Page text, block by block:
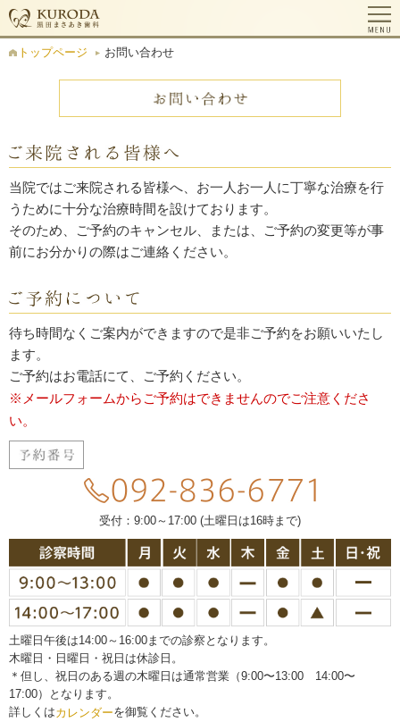
トップページ お問い合わせ
当院ではご来院される皆様へ、お一人お一人に丁寧な治療を行
うために十分な治療時間を設けております。
そのため、ご予約のキャンセル、または、ご予約の変更等が事
前にお分かりの際はご連絡ください。
待ち時間なくご案内ができますので是非ご予約をお願いいたし
ます。
ご予約はお電話にて、ご予約ください。
※メールフォームからご予約はできませんのでご注意くださ
い。
受付：9:00～17:00 (土曜日は16時まで)
土曜日午後は14:00～16:00までの診察となります。
木曜日・日曜日・祝日は休診日。
＊但し、祝日のある週の木曜日は通常営業（9:00〜13:00 14:00〜
17:00）となります。
詳しくはカレンダーを御覧ください。